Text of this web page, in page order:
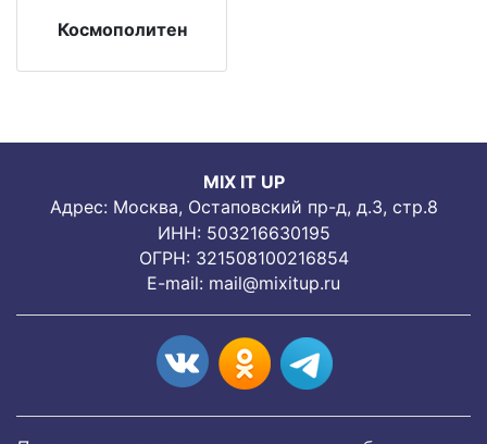
Космополитен
MIX IT UP
Адрес: Москва, Остаповский пр-д, д.3, стр.8
ИНН: 503216630195
ОГРН: 321508100216854
E-mail: mail@mixitup.ru